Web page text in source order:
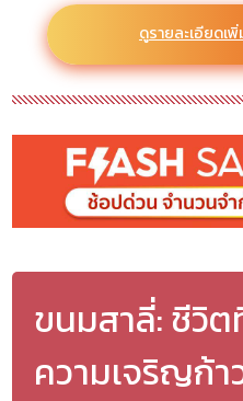
ดูรายละเอียดเ
ขนมสาลี่: ชีวิต
ความเจริญก้า